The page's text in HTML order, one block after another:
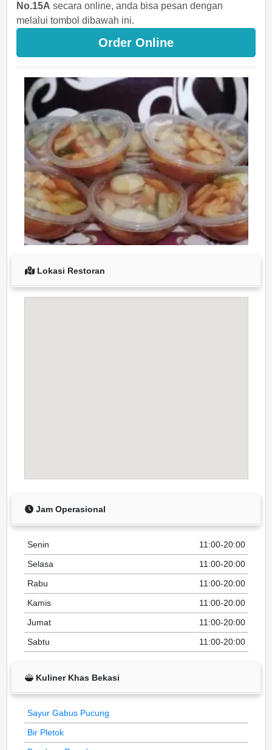
No.15A secara online, anda bisa pesan dengan
melalui tombol dibawah ini.
Order Online
Lokasi Restoran
Jam Operasional
Senin
11:00-20:00
Selasa
11:00-20:00
Rabu
11:00-20:00
Kamis
11:00-20:00
Jumat
11:00-20:00
Sabtu
11:00-20:00
Kuliner Khas Bekasi
Sayur Gabus Pucung
Bir Pletok